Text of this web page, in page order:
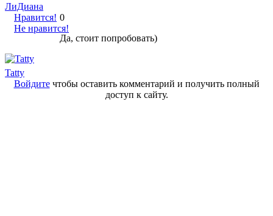
ЛиДиана
Нравится!
Не нравится!
0
Да, стоит попробовать)
Tatty
Войдитечтобы оставить комментарий и получить полный
доступ к сайту.